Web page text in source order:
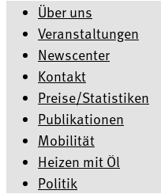
Über uns
Veranstaltungen
Newscenter
Kontakt
Preise/Statistiken
Publikationen
Mobilität
Heizen mit Öl
Politik